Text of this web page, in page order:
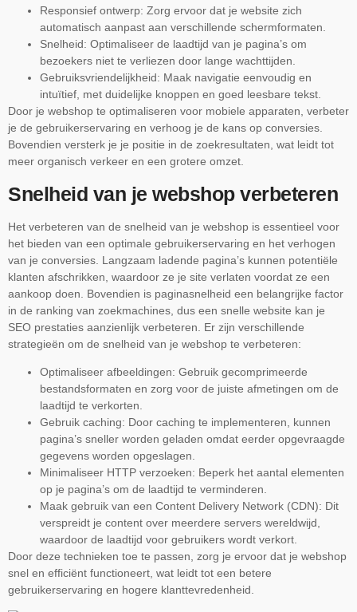
Responsief ontwerp: Zorg ervoor dat je website zich
automatisch aanpast aan verschillende schermformaten.
Snelheid: Optimaliseer de laadtijd van je pagina’s om
bezoekers niet te verliezen door lange wachttijden.
Gebruiksvriendelijkheid: Maak navigatie eenvoudig en
intuïtief, met duidelijke knoppen en goed leesbare tekst.
Door je webshop te optimaliseren voor mobiele apparaten, verbeter
je de gebruikerservaring en verhoog je de kans op conversies.
Bovendien versterk je je positie in de zoekresultaten, wat leidt tot
meer organisch verkeer en een grotere omzet.
Snelheid van je webshop verbeteren
Het verbeteren van de snelheid van je webshop is essentieel voor
het bieden van een optimale gebruikerservaring en het verhogen
van je conversies. Langzaam ladende pagina’s kunnen potentiële
klanten afschrikken, waardoor ze je site verlaten voordat ze een
aankoop doen. Bovendien is paginasnelheid een belangrijke factor
in de ranking van zoekmachines, dus een snelle website kan je
SEO prestaties aanzienlijk verbeteren. Er zijn verschillende
strategieën om de snelheid van je webshop te verbeteren:
Optimaliseer afbeeldingen: Gebruik gecomprimeerde
bestandsformaten en zorg voor de juiste afmetingen om de
laadtijd te verkorten.
Gebruik caching: Door caching te implementeren, kunnen
pagina’s sneller worden geladen omdat eerder opgevraagde
gegevens worden opgeslagen.
Minimaliseer HTTP verzoeken: Beperk het aantal elementen
op je pagina’s om de laadtijd te verminderen.
Maak gebruik van een Content Delivery Network (CDN): Dit
verspreidt je content over meerdere servers wereldwijd,
waardoor de laadtijd voor gebruikers wordt verkort.
Door deze technieken toe te passen, zorg je ervoor dat je webshop
snel en efficiënt functioneert, wat leidt tot een betere
gebruikerservaring en hogere klanttevredenheid.